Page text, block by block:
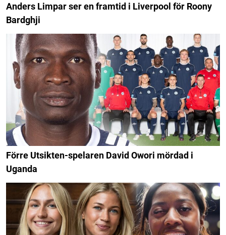
Anders Limpar ser en framtid i Liverpool för Roony
Bardghji
Förre Utsikten-spelaren David Owori mördad i
Uganda